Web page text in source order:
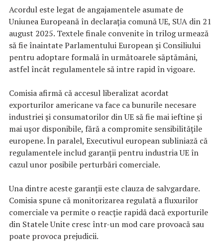
Acordul este legat de angajamentele asumate de
Uniunea Europeană în declarația comună UE, SUA din 21
august 2025. Textele finale convenite în trilog urmează
să fie înaintate Parlamentului European și Consiliului
pentru adoptare formală în următoarele săptămâni,
astfel încât regulamentele să intre rapid în vigoare.
Comisia afirmă că accesul liberalizat acordat
exporturilor americane va face ca bunurile necesare
industriei și consumatorilor din UE să fie mai ieftine și
mai ușor disponibile, fără a compromite sensibilitățile
europene. În paralel, Executivul european subliniază că
regulamentele includ garanții pentru industria UE în
cazul unor posibile perturbări comerciale.
Una dintre aceste garanții este clauza de salvgardare.
Comisia spune că monitorizarea regulată a fluxurilor
comerciale va permite o reacție rapidă dacă exporturile
din Statele Unite cresc într-un mod care provoacă sau
poate provoca prejudicii.